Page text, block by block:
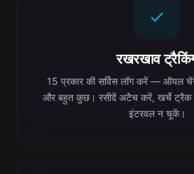
रखरखाव
15 प्रकार की सर्विस लॉग करें — ऑयल
और बहुत कुछ। रसीदें अटैच करें, खर्चे ट्रैक
इंटरवल न चूकें।